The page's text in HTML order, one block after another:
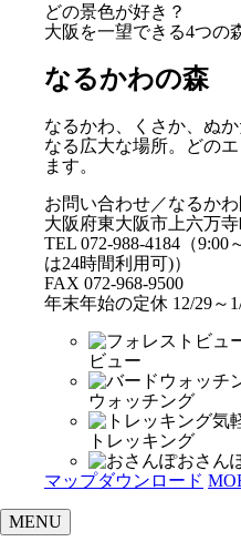
どの景色が好き？
大阪を一望できる4つの
なるかわの森
なるかわ、くさか、ぬ
なる広大な場所。どの
ます。
お問い合わせ／なるか
大阪府東大阪市上六万寺
TEL 072-988-4184（
は24時間利用可)）
FAX 072-968-9500
年末年始の定休 12/29～
ビュー
ウォッチング
気
トレッキング
おさん
マップダウンロード
MENU